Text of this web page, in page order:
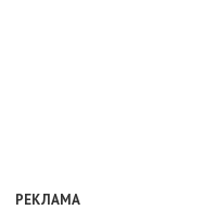
РЕКЛАМА